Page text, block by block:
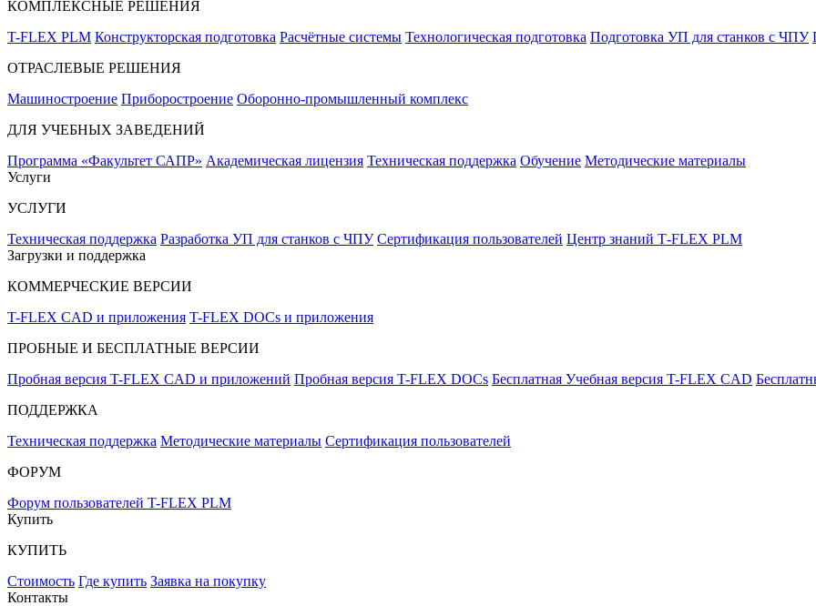
КОМПЛЕКСНЫЕ РЕШЕНИЯ
T-FLEX PLM Конструкторская подготовка Расчётные системы Технологическая подготовка Подготовка УП для станков с ЧПУ
ОТРАСЛЕВЫЕ РЕШЕНИЯ
Машиностроение Приборостроение Оборонно-промышленный комплекс
ДЛЯ УЧЕБНЫХ ЗАВЕДЕНИЙ
Программа «Факультет САПР» Академическая лицензия Техническая поддержка Обучение Методические материалы
Услуги
УСЛУГИ
Техническая поддержка Разработка УП для станков с ЧПУ Сертификация пользователей Центр знаний T‑FLEX PLM
Загрузки и поддержка
КОММЕРЧЕСКИЕ ВЕРСИИ
T-FLEX CAD и приложения T-FLEX DOCs и приложения
ПРОБНЫЕ И БЕСПЛАТНЫЕ ВЕРСИИ
Пробная версия T-FLEX CAD и приложений Пробная версия T-FLEX DOCs Бесплатная Учебная версия T-FLEX CAD
ПОДДЕРЖКА
Техническая поддержка Методические материалы Сертификация пользователей
ФОРУМ
Форум пользователей T-FLEX PLM
Купить
КУПИТЬ
Стоимость Где купить Заявка на покупку
Контакты